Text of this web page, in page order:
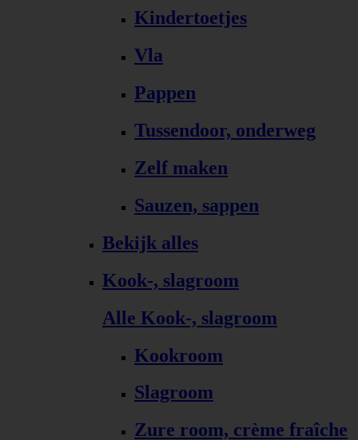
Kindertoetjes
Vla
Pappen
Tussendoor, onderweg
Zelf maken
Sauzen, sappen
Bekijk alles
Kook-, slagroom
Alle Kook-, slagroom
Kookroom
Slagroom
Zure room, crème fraîche